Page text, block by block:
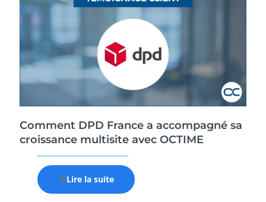
Comment DPD France a accompagné sa
croissance multisite avec OCTIME
Lire la suite